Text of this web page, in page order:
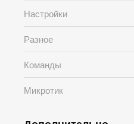
Настройки
Разное
Команды
Микротик